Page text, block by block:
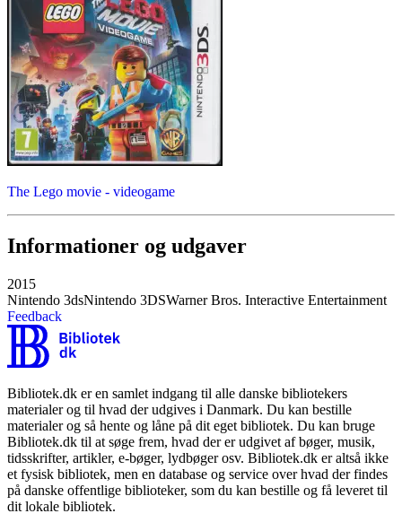
The Lego movie - videogame
Informationer og udgaver
2015
Nintendo 3dsNintendo 3DSWarner Bros. Interactive Entertainment
Feedback
Bibliotek.dk er en samlet indgang til alle danske bibliotekers
materialer og til hvad der udgives i Danmark. Du kan bestille
materialer og så hente og låne på dit eget bibliotek. Du kan bruge
Bibliotek.dk til at søge frem, hvad der er udgivet af bøger, musik,
tidsskrifter, artikler, e-bøger, lydbøger osv. Bibliotek.dk er altså ikke
et fysisk bibliotek, men en database og service over hvad der findes
på danske offentlige biblioteker, som du kan bestille og få leveret til
dit lokale bibliotek.